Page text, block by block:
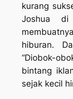
kurang
Joshua
hiburan.
“Diobok-
bintang
sejak kecil